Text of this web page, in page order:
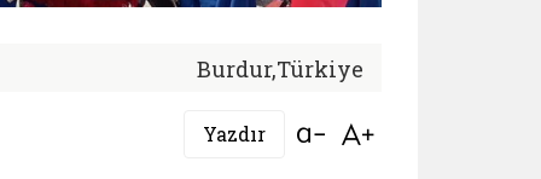
Burdur,Türkiye
Yazdır Bağlantıyı aç